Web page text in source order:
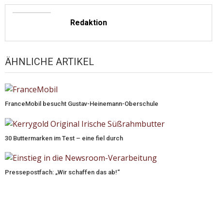
Redaktion
ÄHNLICHE ARTIKEL
FranceMobil besucht Gustav-Heinemann-Oberschule
30 Buttermarken im Test – eine fiel durch
Pressepostfach: „Wir schaffen das ab!“